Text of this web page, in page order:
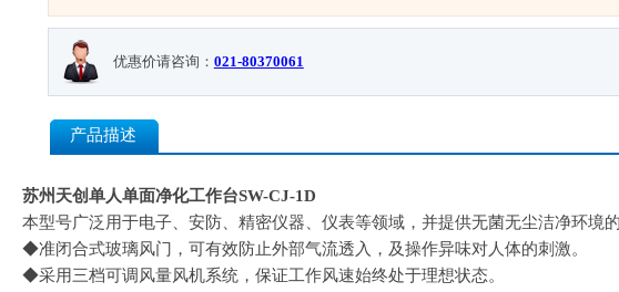
优惠价请咨询： 021-80370061
产品描述
苏州天创单人单面净化工作台SW-CJ-1D
本型号广泛用于电子、安防、精密仪器、仪表等领域，并提供无菌无尘洁净环境
◆准闭合式玻璃风门，可有效防止外部气流透入，及操作异味对人体的刺激。
◆采用三档可调风量风机系统，保证工作风速始终处于理想状态。